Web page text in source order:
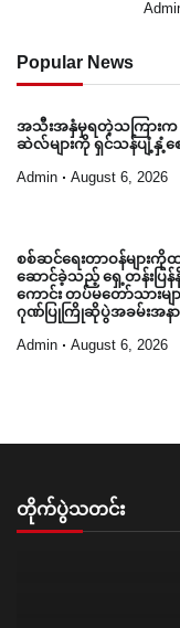
Popular News
အသီးအနှံမှရတဲ့သကြား
ဆဲလ်များကို ရှင်သန်ပျံ့နှံ့စ
Admin August 6, 2026
စစ်ဆင်ရေးတာဝန်များကို
ဆောင်ခဲ့သည့် ရှေ့တန်းပြန်
ကောင်း တပ်မတော်သားမျာ
ဂုဏ်ပြုကြိုဆိုပွဲအခမ်းအနာ
Admin August 6, 2026
တိုက်ပွဲသတင်း